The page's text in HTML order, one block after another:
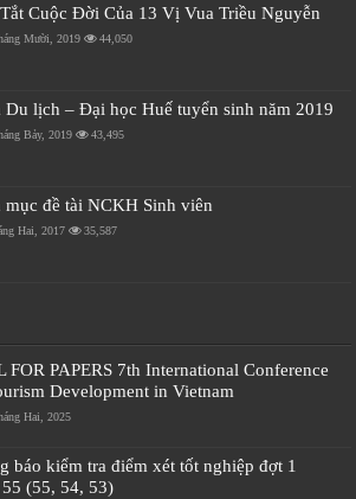
Cuộc Đời Của 13 Vị Vua Triều Nguyễn
Mười, 2019 44,050
Du lịch – Đại học Huế tuyển sinh năm 2019
Bảy, 2019 43,495
mục đề tài NCKH Sinh viên
Hai, 2017 35,587
FOR PAPERS 7th International Conference
Development in Vietnam
Hai, 2025
báo kiểm tra điểm xét tốt nghiệp đợt 1
(55, 54, 53)